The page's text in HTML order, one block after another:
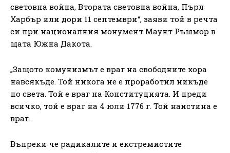
световна война, Втората световна война, Пърл
Харбър или дори 11 септември“, заяви той в речта
си при националния монумент Маунт Ръшмор в
щата Южна Дакота.
„Защото комунизмът е враг на свободните хора
навсякъде. Той никога не е проработил никъде
по света. Той е враг на Конституцията. И преди
всичко, той е враг на 4 юли 1776 г. Той наистина е
враг.
Въпреки че радикалите и екстремистите